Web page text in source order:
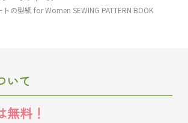
の型紙 for Women SEWING PATTERN BOOK
いて
無料！